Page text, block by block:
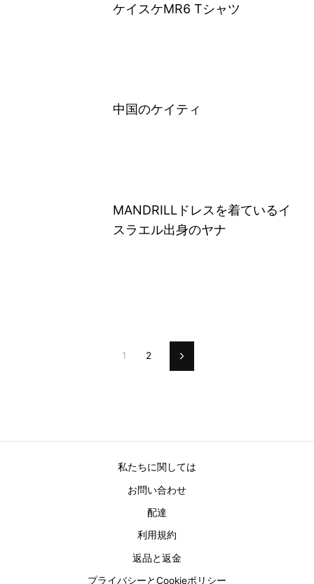
ケイスケMR6 Tシャツ
中国のケイティ
MANDRILLドレスを着ているイ
スラエル出身のヤナ
1 2 Next
私たちに関しては
お問い合わせ
配達
利用規約
返品と返金
プライバシーとCookieポリシー